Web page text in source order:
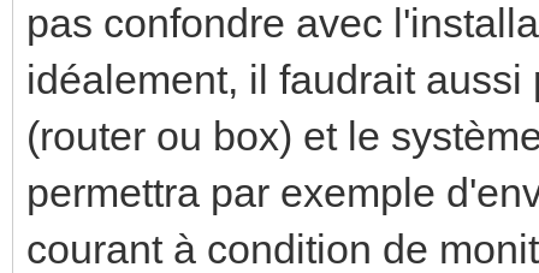
pas confondre avec
idéalement, il faudrait
(router ou box) et le
permettra par exemple
courant à condition de